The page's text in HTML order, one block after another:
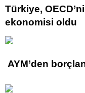
Türkiye,
ekonomisi oldu
AYM’den